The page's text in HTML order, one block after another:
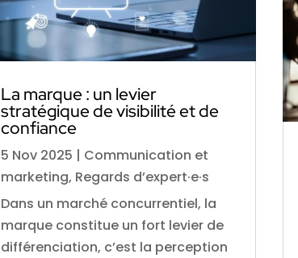
La marque : un levier
stratégique de visibilité et de
confiance
5 Nov 2025 | Communication et
marketing, Regards d’expert·e·s
Dans un marché concurrentiel, la
marque constitue un fort levier de
différenciation, c’est la perception